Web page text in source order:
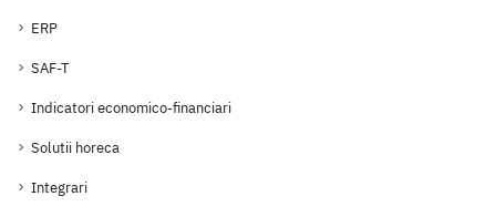
ERP
SAF-T
Indicatori economico-financiari
Solutii horeca
Integrari